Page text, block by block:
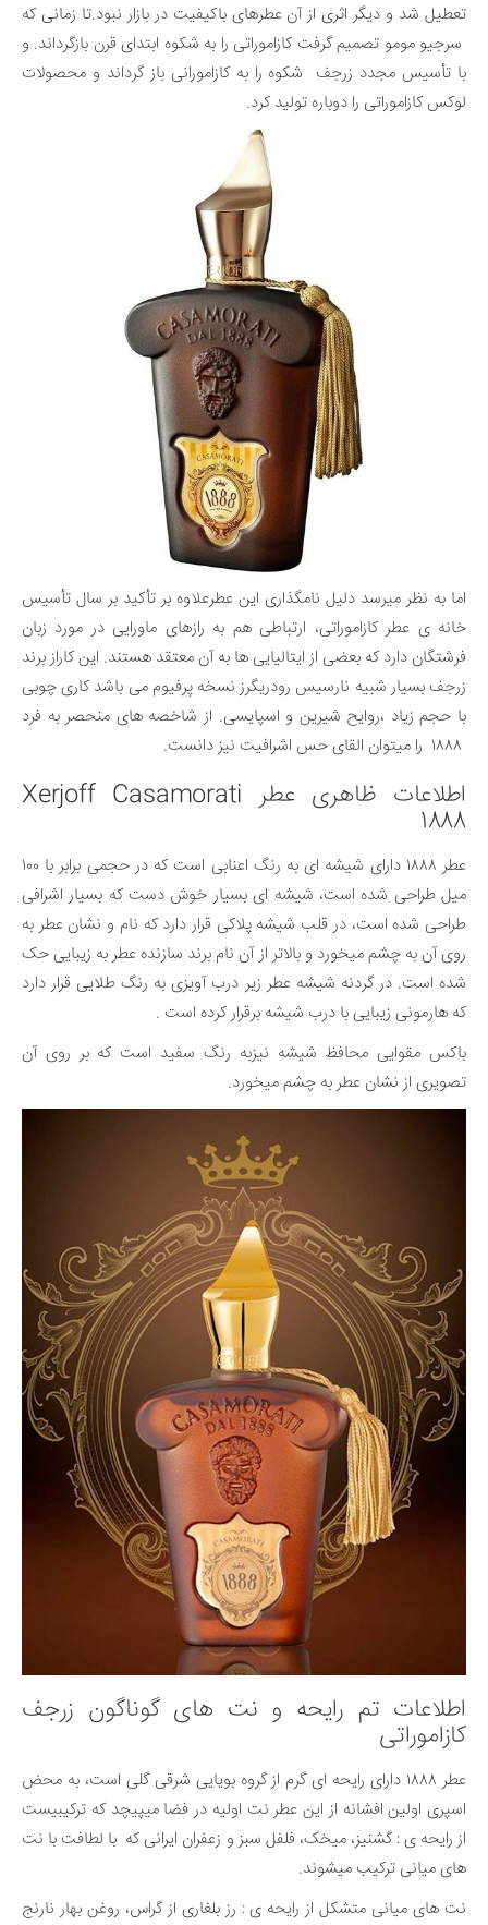
تعطیل شد و دیگر اثری از آن عطرهای باکیفیت در بازار نبود.تا زمانی که
سرجیو مومو تصمیم گرفت کازاموراتی را به شکوه ابتدای قرن بازگرداند. و
با تأسیس مجدد زرجف شکوه را به کازامورانی باز گرداند و محصولات
لوکس کازاموراتی را دوباره تولید کرد.
اما به نظر میرسد دلیل نامگذاری این عطرعلاوه بر تأكيد بر سال تأسیس
خانه ی عطر کازاموراتی، ارتباطی هم به رازهای ماورایی در مورد زبان
فرشتگان دارد که بعضی از ایتالیایی ها به آن معتقد هستند. این کاراز برند
زرجف بسیار شبیه نارسیس رودریگرز نسخه پرفیوم می باشد کاری چوبی
با حجم زیاد ،روایح شیرین و اسپایسی. از شاخصه های منحصر به فرد
اطلاعات ظاهری عطر Xerjoff Casamorati
1888
عطر ۱۸۸۸ دارای شیشه ای به رنگ اعنابی است که در حجمی برابر با ۱۰۰
میل طراحی شده است، شیشه ای بسیار خوش دست که بسیار اشرافی
طراحی شده است، در قلب شیشه پلاکی قرار دارد که نام و نشان عطر به
روی آن به چشم میخورد و بالاتر از آن نام برند سازنده عطر به زیبایی حک
شده است. در گردنه شیشه عطر زیر درب آویزی به رنگ طلایی قرار دارد
که هارمونی زیبایی با درب شیشه برقرار کرده است .
باکس مقوایی محافظ شیشه نیزبه رنگ سفید است که بر روی آن
تصویری از نشان عطر به چشم میخورد.
اطلاعات تم رایحه و نت های گوناگون زرجف
کازاموراتی
عطر ۱۸۸۸ دارای رایحه ای گرم از گروه بویایی شرقی گلی است، به محض
اسپری اولین افشانه از این عطر نت اولیه در فضا میپیچد که ترکیبیست
از رایحه ی : گشنیز، میخک، فلفل سبز و زعفران ایرانی که با لطافت با نت
های میانی ترکیب میشوند.
نت های میانی متشکل از رایحه ی : رز بلغاری از گراس، روغن بهار نارنج